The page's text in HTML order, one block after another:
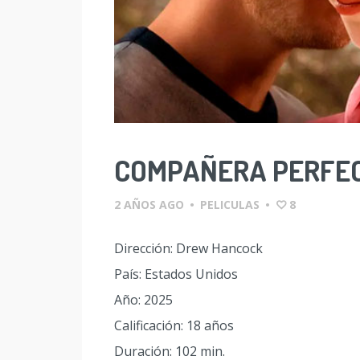
COMPAÑERA
2 AÑOS AGO • PELICULAS • 8
Dirección: Drew Hancock
País: Estados Unidos
Año: 2025
Calificación: 18 años
Duración: 102 min.